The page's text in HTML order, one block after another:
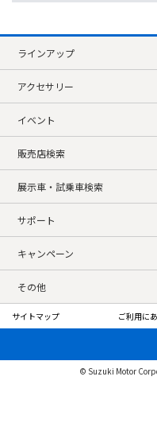
ラインアップ
アクセサリー
イベント
販売店検索
展示車・試乗車検索
サポート
キャンペーン
その他
サイトマップ ご利用に
© Suzuki Motor